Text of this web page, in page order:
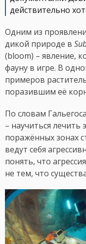
действительно
Одним из
дикой природе в
(bloom) – явление,
фауну в игре. В
примеров
поразившим её
По словам
– научиться лечить
поражённых зонах
ведут себя
понять, что
не тем, что